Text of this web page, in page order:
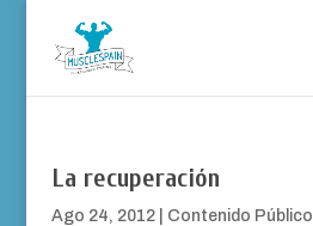
La recuperación
Ago 24, 2012| Contenido Público